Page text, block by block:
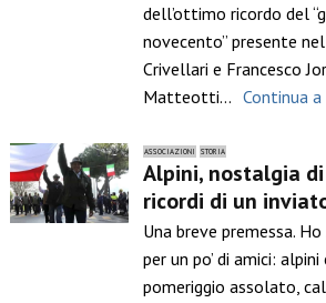
dell’ottimo ricordo del
novecento” presente
Crivellari e Francesco
Matteotti… Continua
ASSOCIAZIONI STORIA
Alpini, nostalgia
ricordi di un
Una breve premessa.
per un po’ di amici:
pomeriggio assolato,